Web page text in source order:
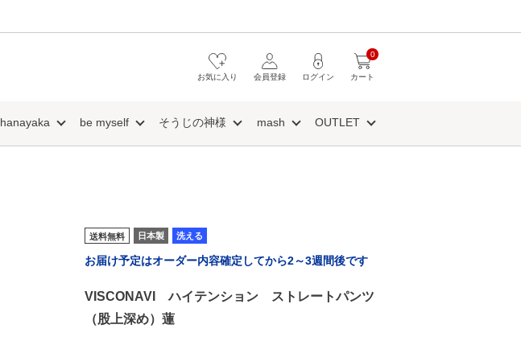
カート
0
ログイン
会員登録
お気に入り
hanayaka be myself そうじの神様 mash OUTLET
送料無料 日本製 洗える
お届け予定はオーダー内容確定してから2～3週間後です
VISCONAVI ハイテンション ストレートパンツ
（股上深め）蓮